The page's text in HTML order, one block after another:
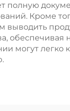
полную
Кроме
выводить
обеспечивая
могут легко